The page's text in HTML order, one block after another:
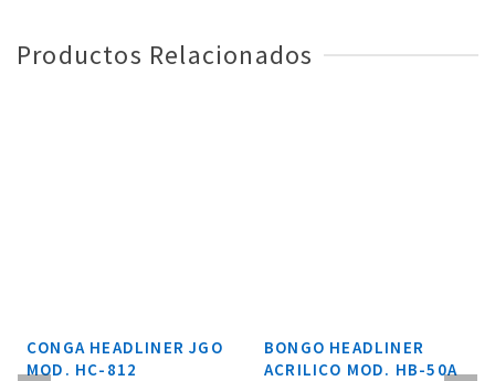
Productos Relacionados
CONGA HEADLINER JGO
MOD. HC-812
BONGO HEADLINER
ACRILICO MOD. HB-50A